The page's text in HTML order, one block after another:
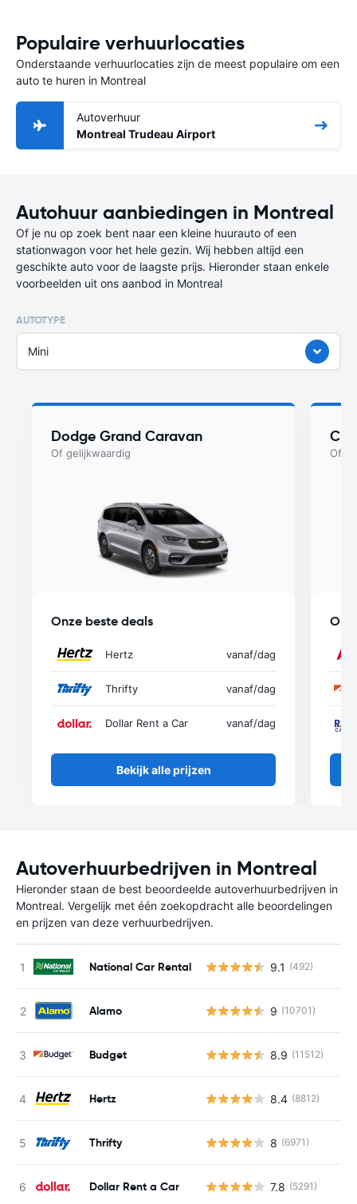
Populaire verhuurlocaties
Onderstaande verhuurlocaties zijn de meest populaire om een
auto te huren in Montreal
Autoverhuur
Montreal Trudeau Airport
Autohuur aanbiedingen in Montreal
Of je nu op zoek bent naar een kleine huurauto of een
stationwagon voor het hele gezin. Wij hebben altijd een
geschikte auto voor de laagste prijs. Hieronder staan enkele
voorbeelden uit ons aanbod in Montreal
AUTOTYPE
Mini
Dodge Grand Caravan
Of gelijkwaardig
Onze beste deals
Hertz vanaf/dag
Thrifty vanaf/dag
Dollar Rent a Car vanaf/dag
Bekijk alle prijzen
Of
Autoverhuurbedrijven in Montreal
Hieronder staan de best beoordeelde autoverhuurbedrijven in
Montreal. Vergelijk met één zoekopdracht alle beoordelingen
en prijzen van deze verhuurbedrijven.
National Car Rental 9.1 (492)
Alamo 9 (10701)
Budget 8.9 (11512)
Hertz 8.4 (8812)
Thrifty 8 (6971)
Dollar Rent a Car 7.8 (5291)